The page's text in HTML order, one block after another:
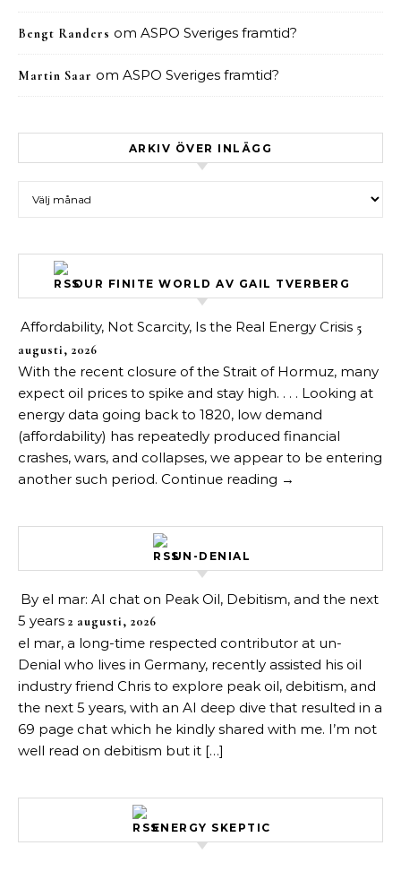
Bengt Randers om ASPO Sveriges framtid?
Martin Saar om ASPO Sveriges framtid?
ARKIV ÖVER INLÄGG
OUR FINITE WORLD AV GAIL TVERBERG
Affordability, Not Scarcity, Is the Real Energy Crisis 5
augusti, 2026
With the recent closure of the Strait of Hormuz, many
expect oil prices to spike and stay high. . . . Looking at
energy data going back to 1820, low demand
(affordability) has repeatedly produced financial
crashes, wars, and collapses, we appear to be entering
another such period. Continue reading →
UN-DENIAL
By el mar: AI chat on Peak Oil, Debitism, and the next
5 years 2 augusti, 2026
el mar, a long-time respected contributor at un-
Denial who lives in Germany, recently assisted his oil
industry friend Chris to explore peak oil, debitism, and
the next 5 years, with an AI deep dive that resulted in a
69 page chat which he kindly shared with me. I’m not
well read on debitism but it […]
ENERGY SKEPTIC